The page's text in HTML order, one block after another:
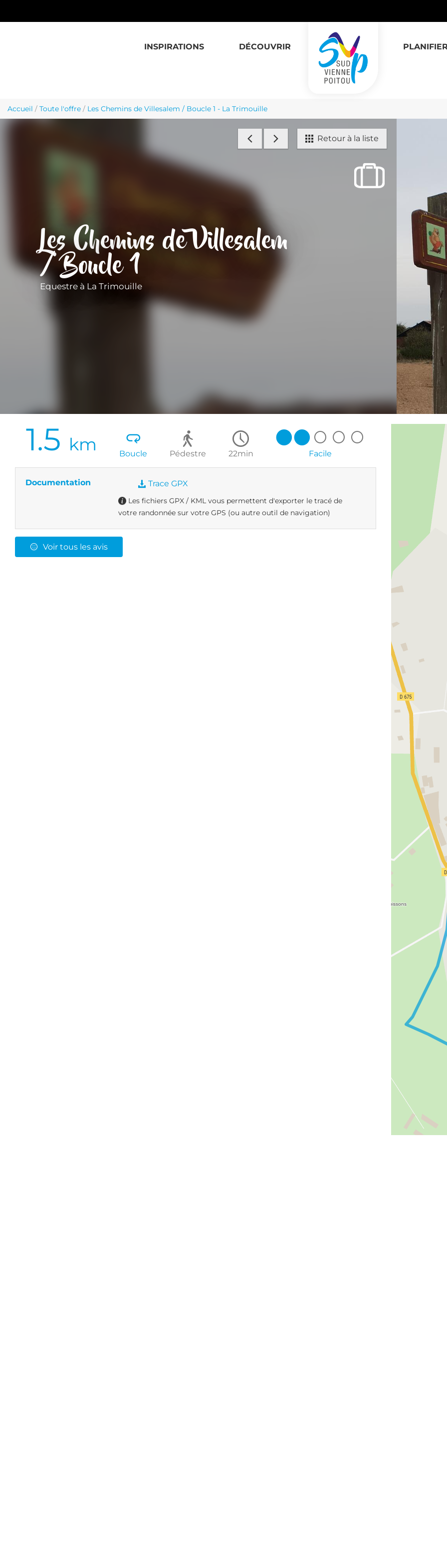
INSPIRATIONS DÉCOUVRIR
Accueil / Toute l'offre / Les Chemins de Villesalem / Boucle 1 - La Trimouille
Retour à la liste
Les Chemins de Villesalem
/ Boucle 1
Equestre à La Trimouille
1.5 km Boucle Pédestre 22min Facile
Documentation Trace GPX
Les fichiers GPX / KML vous permettent d'exporter le tracé de
votre randonnée sur votre GPS (ou autre outil de navigation)
Voir tous les avis